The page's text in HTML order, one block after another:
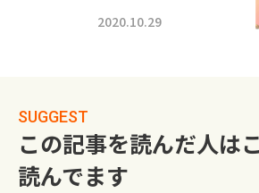
2020.10.29
SUGGEST
この記事を読んだ人は
読んでます